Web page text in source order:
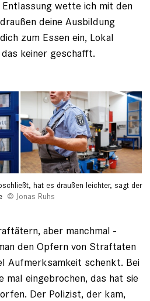
wette ich mit den
deine Ausbildung
zum Essen ein, Lokal
keiner geschafft.
hat es draußen leichter, sagt der
Jonas Ruhs
aber manchmal
den Opfern von Straftaten
Aufmerksamkeit schenkt. Bei
mal eingebrochen, das hat sie
Der Polizist, der kam,